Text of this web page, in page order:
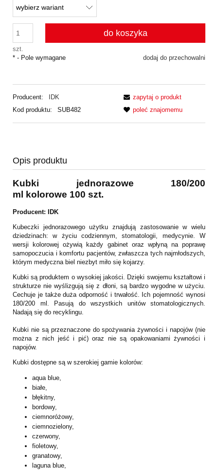
szt.
do koszyka
dodaj do przechowalni
* - Pole wymagane
Producent:
IDK
Kod produktu:
SUB482
zapytaj o produkt
poleć znajomemu
Opis produktu
Kubki jednorazowe 180/200
ml
kolorowe 100 szt.
Producent: IDK
Kubeczki jednorazowego użytku znajdują zastosowanie w wielu
dziedzinach: w życiu codziennym, stomatologii, medycynie. W
wersji kolorowej ożywią każdy gabinet oraz wpłyną na poprawę
samopoczucia i komfortu pacjentów, zwłaszcza tych najmłodszych,
którym medyczna biel niezbyt miło się kojarzy.
Kubki są produktem o wysokiej jakości. Dzięki swojemu kształtowi i
strukturze nie wyślizgują się z dłoni, są bardzo wygodne w użyciu.
Cechuje je także duża odporność i trwałość. Ich pojemność wynosi
180/200 ml. Pasują do wszystkich unitów stomatologicznych.
Nadają się do recyklingu.
Kubki nie są przeznaczone do spożywania żywności i napojów (nie
można z nich jeść i pić) oraz nie są opakowaniami żywności i
napojów.
Kubki dostępne są w szerokiej gamie kolorów:
aqua blue,
białe,
błękitny,
bordowy,
ciemnoróżowy,
ciemnozielony,
czerwony,
fioletowy,
granatowy,
laguna blue,